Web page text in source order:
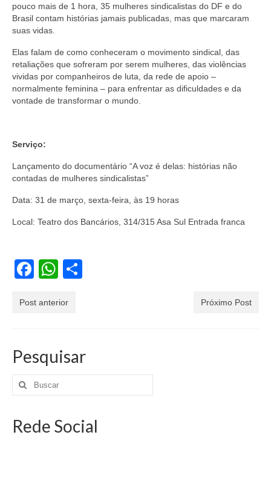
pouco mais de 1 hora, 35 mulheres sindicalistas do DF e do
Brasil contam histórias jamais publicadas, mas que marcaram
suas vidas.
Elas falam de como conheceram o movimento sindical, das
retaliações que sofreram por serem mulheres, das violências
vividas por companheiros de luta, da rede de apoio –
normalmente feminina – para enfrentar as dificuldades e da
vontade de transformar o mundo.
Serviço:
Lançamento do documentário “A voz é delas: histórias não
contadas de mulheres sindicalistas”
Data: 31 de março, sexta-feira, às 19 horas
Local: Teatro dos Bancários, 314/315 Asa Sul Entrada franca
Facebook
WhatsApp
Post anterior Próximo Post
Pesquisar
Rede Social